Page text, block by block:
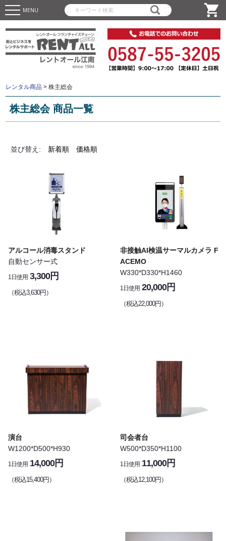
MENU
レンタル商品 >株主総会
株主総会 商品一覧
並び替え 新着順 価格順
アルコール消毒スタンド
自動センサー式
1日使用 3,300円
（税込3,630円）
非接触AI検温サーマルカメラ F
ACEMO
W330*D330*H1460
1日使用 20,000円
（税込22,000円）
演台
W1200*D500*H930
1日使用 14,000円
（税込15,400円）
司会者台
W500*D350*H1100
1日使用 11,000円
（税込12,100円）